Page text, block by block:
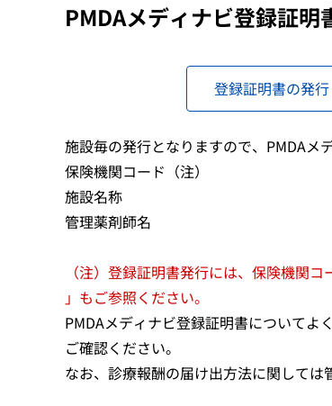
PMDAメディナビ登録証明
登録証明書の発
施設毎の発行となりますので、PMDAメ
保険機関コード（注）
施設名称
管理薬剤師名
（注）登録証明書発行には、保険機関
」もご参照ください。
PMDAメディナビ登録証明書についてよ
ご確認ください。
なお、診療報酬の届け出方法に関しては